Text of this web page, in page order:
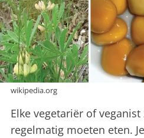
wikipedia.org
Elke vegetariër of
regelmatig moeten eten.